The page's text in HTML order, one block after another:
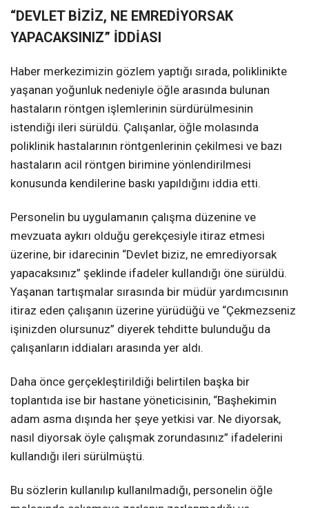
“DEVLET BİZİZ, NE EMREDİYORSAK
YAPACAKSINIZ” İDDİASI
Haber merkezimizin gözlem yaptığı sırada, poliklinikte
yaşanan yoğunluk nedeniyle öğle arasında bulunan
hastaların röntgen işlemlerinin sürdürülmesinin
istendiği ileri sürüldü. Çalışanlar, öğle molasında
poliklinik hastalarının röntgenlerinin çekilmesi ve bazı
hastaların acil röntgen birimine yönlendirilmesi
konusunda kendilerine baskı yapıldığını iddia etti.
Personelin bu uygulamanın çalışma düzenine ve
mevzuata aykırı olduğu gerekçesiyle itiraz etmesi
üzerine, bir idarecinin “Devlet biziz, ne emrediyorsak
yapacaksınız” şeklinde ifadeler kullandığı öne sürüldü.
Yaşanan tartışmalar sırasında bir müdür yardımcısının
itiraz eden çalışanın üzerine yürüdüğü ve “Çekmezseniz
işinizden olursunuz” diyerek tehditte bulunduğu da
çalışanların iddiaları arasında yer aldı.
Daha önce gerçekleştirildiği belirtilen başka bir
toplantıda ise bir hastane yöneticisinin, “Başhekimin
adam asma dışında her şeye yetkisi var. Ne diyorsak,
nasıl diyorsak öyle çalışmak zorundasınız” ifadelerini
kullandığı ileri sürülmüştü.
Bu sözlerin kullanılıp kullanılmadığı, personelin öğle